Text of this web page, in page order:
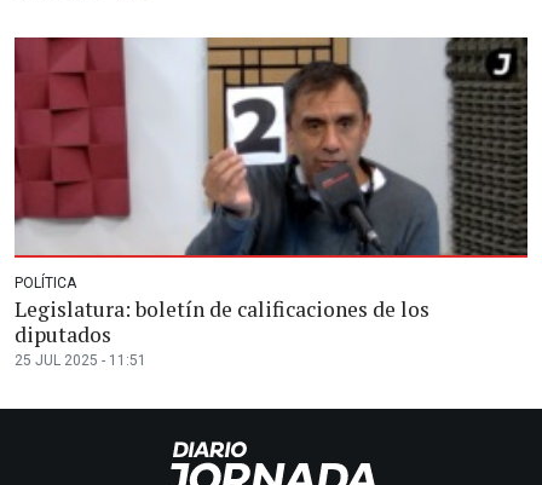
POLÍTICA
Legislatura: boletín de calificaciones de los
diputados
25 JUL 2025 - 11:51